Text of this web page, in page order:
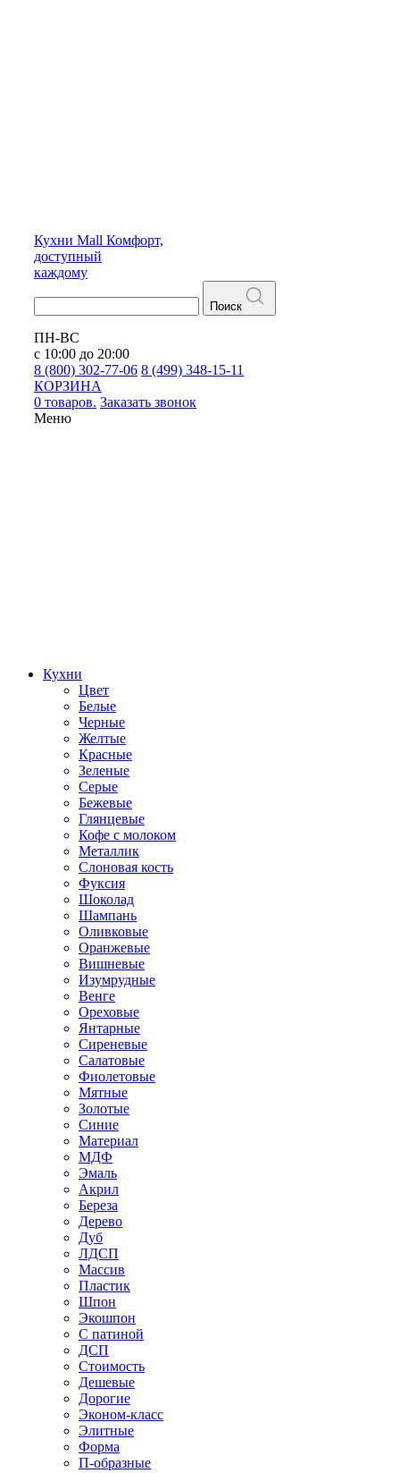
Кухни Mall Комфорт,
доступный
каждому
Поиск
ПН-ВС
с 10:00 до 20:00
8 (800) 302-77-06 8 (499) 348-15-11
КОРЗИНА
0 товаров. Заказать звонок
Меню
Кухни
Цвет
Белые
Черные
Желтые
Красные
Зеленые
Серые
Бежевые
Глянцевые
Кофе с молоком
Металлик
Слоновая кость
Фуксия
Шоколад
Шампань
Оливковые
Оранжевые
Вишневые
Изумрудные
Венге
Ореховые
Янтарные
Сиреневые
Салатовые
Фиолетовые
Мятные
Золотые
Синие
Материал
МДФ
Эмаль
Акрил
Береза
Дерево
Дуб
ЛДСП
Массив
Пластик
Шпон
Экошпон
С патиной
ДСП
Стоимость
Дешевые
Дорогие
Эконом-класс
Элитные
Форма
П-образные